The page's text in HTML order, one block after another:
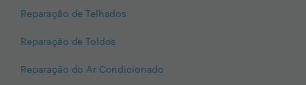
Reparação de Telhados
Reparação de Toldos
Reparação do Ar Condicionado